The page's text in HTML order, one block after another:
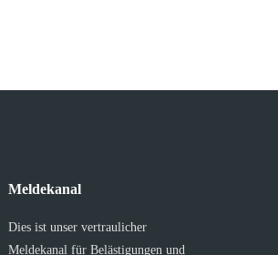
Meldekanal
Dies ist unser vertraulicher
Meldekanal für Belästigungen und